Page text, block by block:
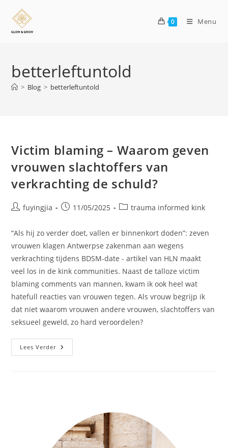
0 Menu
betterleftuntold
> Blog > betterleftuntold
Victim blaming – Waarom geven
vrouwen slachtoffers van
verkrachting de schuld?
fuyingjia 11/05/2025 trauma informed kink
“Als hij zo verder doet, vallen er binnenkort doden”: zeven
vrouwen klagen Antwerpse zakenman aan wegens
verkrachting tijdens BDSM-date - artikel van HLN maakt
veel los in de kink communities. Naast de talloze victim
blaming comments van mannen, kwam ik ook heel wat
hatefull reacties van vrouwen tegen. Als vrouw begrijp ik
dat niet waarom vrouwen andere vrouwen, slachtoffers van
seksueel geweld, zo hard veroordelen?
Lees Verder